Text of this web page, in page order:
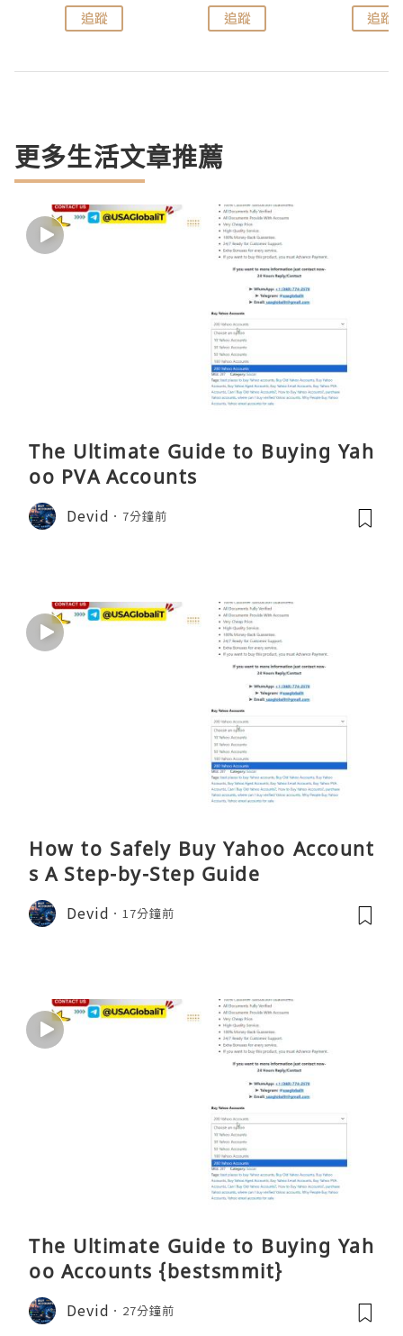
追蹤 追蹤 追蹤
更多生活文章推薦
The Ultimate Guide to Buying Yah
oo PVA Accounts
Devid 7分鐘前
How to Safely Buy Yahoo Account
s A Step-by-Step Guide
Devid 17分鐘前
The Ultimate Guide to Buying Yah
oo Accounts {bestsmmit}
Devid 27分鐘前